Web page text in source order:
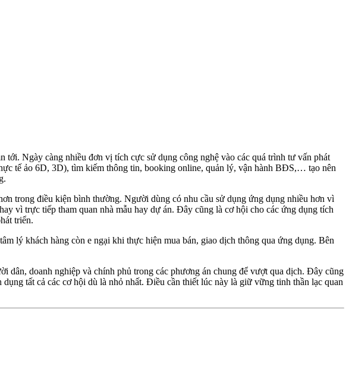
Ngày càng nhiều đơn vị tích cực sử dụng công nghệ vào các quá trình tư vấn phát
tế ảo 6D, 3D), tìm kiếm thông tin, booking online, quản lý, vận hành BĐS,… tạo nên
trong điều kiện bình thường. Người dùng có nhu cầu sử dụng ứng dụng nhiều hơn vì
vì trực tiếp tham quan nhà mẫu hay dự án. Đây cũng là cơ hội cho các ứng dụng tích
triển.
lý khách hàng còn e ngại khi thực hiện mua bán, giao dịch thông qua ứng dụng. Bên
dân, doanh nghiệp và chính phủ trong các phương án chung để vượt qua dịch. Đây cũng
tất cả các cơ hội dù là nhỏ nhất. Điều cần thiết lúc này là giữ vững tinh thần lạc quan